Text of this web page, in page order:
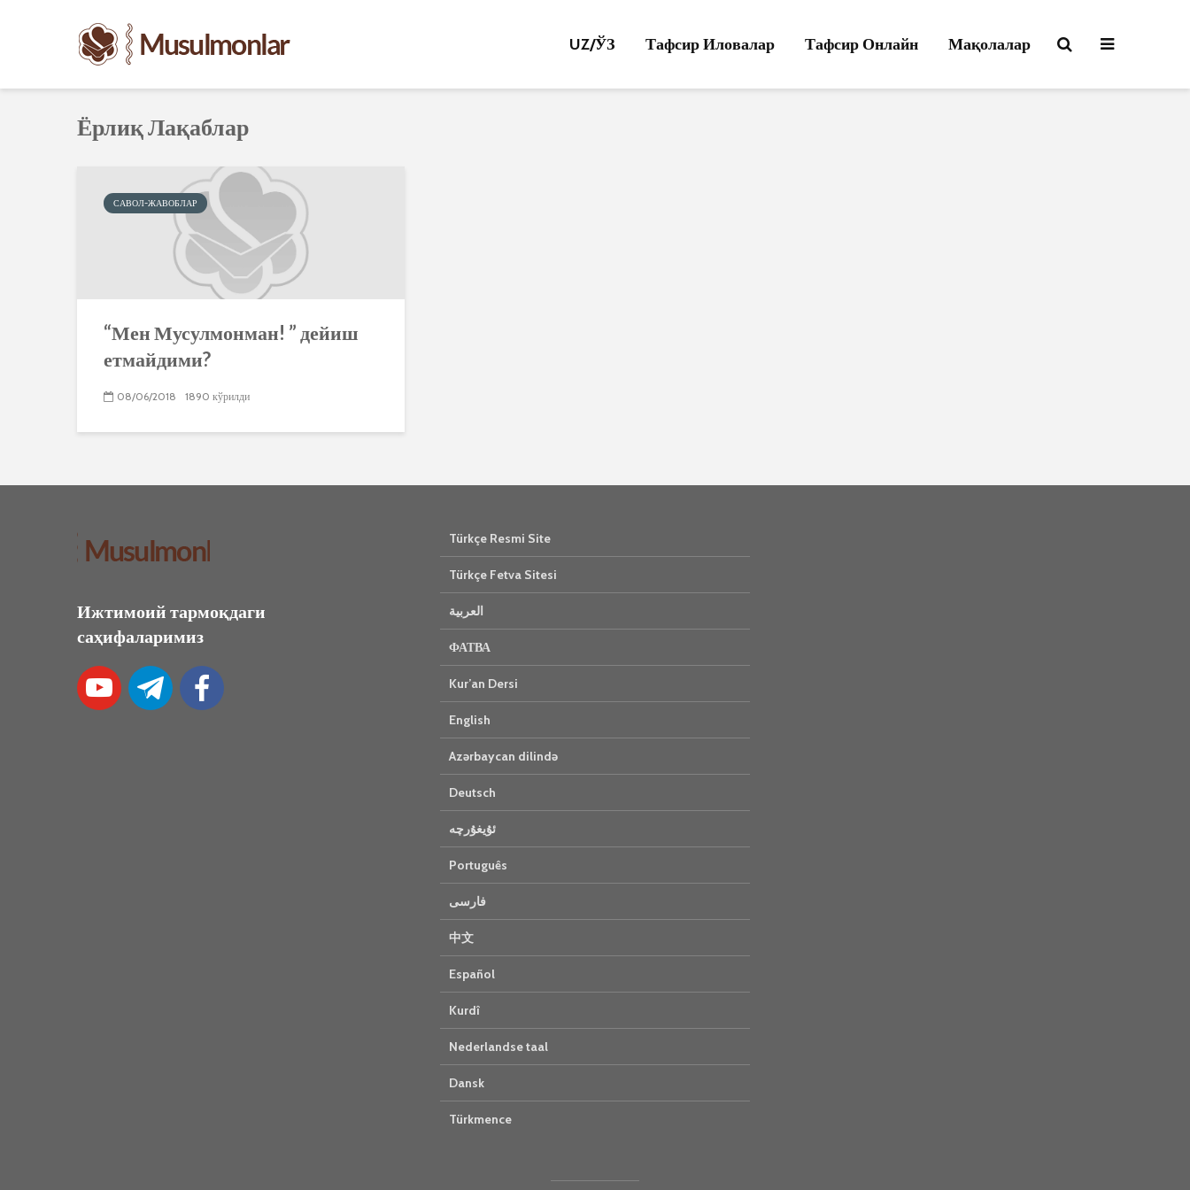
UZ/ЎЗ Тафсир Иловалар Тафсир Онлайн Мақолалар
Ёрлиқ Лақаблар
САВОЛ-ЖАВОБЛАР
“Мен Мусулмонман! ” дейиш
етмайдими?
08/06/2018 1890 кўрилди
Ижтимоий тармоқдаги
саҳифаларимиз
Türkçe Resmi Site
Türkçe Fetva Sitesi
العربية
ФАТВА
Kur’an Dersi
English
Azərbaycan dilində
Deutsch
ئۇيغۇرچە
Português
فارسی
中文
Español
Kurdî
Nederlandse taal
Dansk
Türkmence